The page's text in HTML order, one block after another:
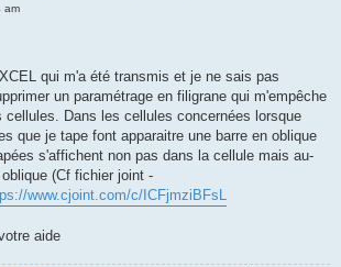
am
qui m'a été transmis et je ne sais pas
un paramétrage en filigrane qui m'empêche
cellules. Dans les cellules concernées lorsque
que je tape font apparaitre une barre en oblique
s'affichent non pas dans la cellule mais au-
(Cf fichier joint -
www.cjoint.com/c/ICFjmziBFsL
aide